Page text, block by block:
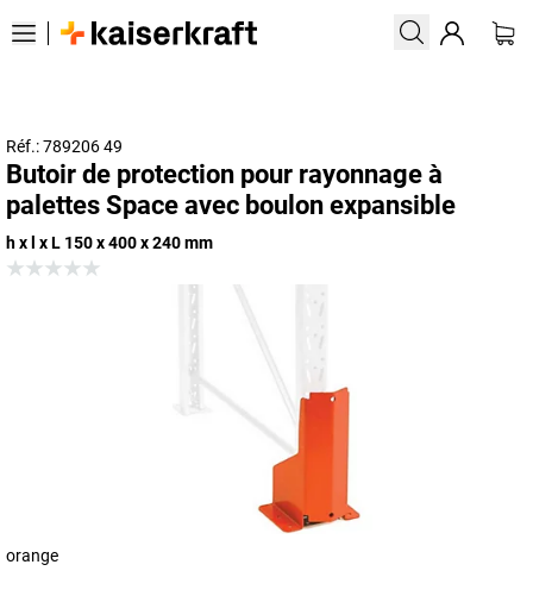
Réf.: 789206 49
Butoir de protection pour rayonnage à
palettes Space avec boulon expansible
h x l x L 150 x 400 x 240 mm
orange